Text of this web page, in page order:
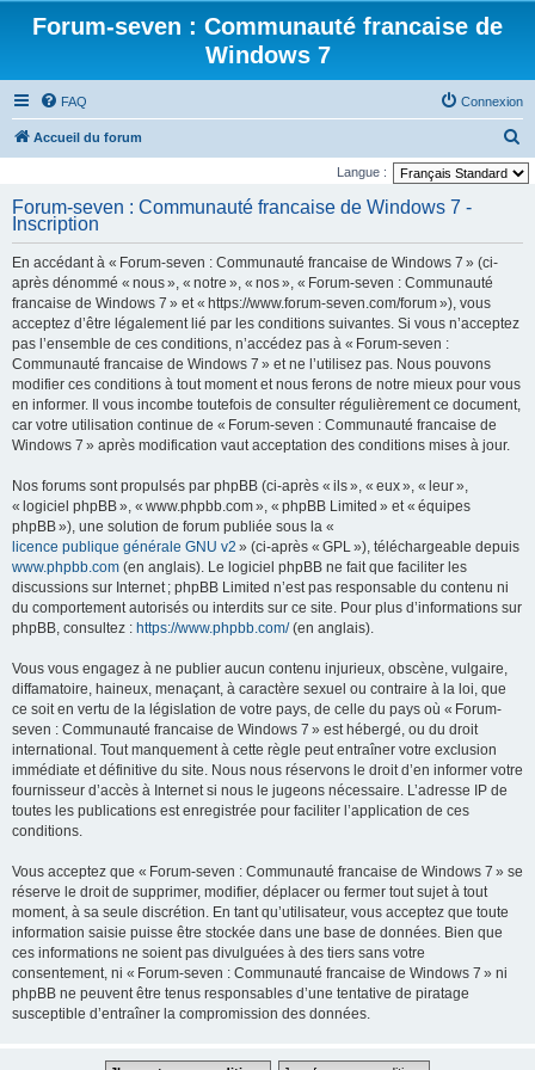
Forum-seven : Communauté francaise de
Windows 7
FAQ Connexion
Accueil du forum
e
Langue :
Forum-seven : Communauté francaise de Windows 7 -
Inscription
En accédant à « Forum-seven : Communauté francaise de Windows 7 » (ci-
après dénommé « nous », « notre », « nos », « Forum-seven : Communauté
francaise de Windows 7 » et « https://www.forum-seven.com/forum »), vous
acceptez d’être légalement lié par les conditions suivantes. Si vous n’acceptez
pas l’ensemble de ces conditions, n’accédez pas à « Forum-seven :
Communauté francaise de Windows 7 » et ne l’utilisez pas. Nous pouvons
modifier ces conditions à tout moment et nous ferons de notre mieux pour vous
en informer. Il vous incombe toutefois de consulter régulièrement ce document,
car votre utilisation continue de « Forum-seven : Communauté francaise de
Windows 7 » après modification vaut acceptation des conditions mises à jour.
Nos forums sont propulsés par phpBB (ci-après « ils », « eux », « leur »,
« logiciel phpBB », « www.phpbb.com », « phpBB Limited » et « équipes
phpBB »), une solution de forum publiée sous la «
licence publique générale GNU v2 » (ci-après « GPL »), téléchargeable depuis
www.phpbb.com (en anglais). Le logiciel phpBB ne fait que faciliter les
discussions sur Internet ; phpBB Limited n’est pas responsable du contenu ni
du comportement autorisés ou interdits sur ce site. Pour plus d’informations sur
phpBB, consultez : https://www.phpbb.com/(en anglais).
Vous vous engagez à ne publier aucun contenu injurieux, obscène, vulgaire,
diffamatoire, haineux, menaçant, à caractère sexuel ou contraire à la loi, que
ce soit en vertu de la législation de votre pays, de celle du pays où « Forum-
seven : Communauté francaise de Windows 7 » est hébergé, ou du droit
international. Tout manquement à cette règle peut entraîner votre exclusion
immédiate et définitive du site. Nous nous réservons le droit d’en informer votre
fournisseur d’accès à Internet si nous le jugeons nécessaire. L’adresse IP de
toutes les publications est enregistrée pour faciliter l’application de ces
conditions.
Vous acceptez que « Forum-seven : Communauté francaise de Windows 7 » se
réserve le droit de supprimer, modifier, déplacer ou fermer tout sujet à tout
moment, à sa seule discrétion. En tant qu’utilisateur, vous acceptez que toute
information saisie puisse être stockée dans une base de données. Bien que
ces informations ne soient pas divulguées à des tiers sans votre
consentement, ni « Forum-seven : Communauté francaise de Windows 7 » ni
phpBB ne peuvent être tenus responsables d’une tentative de piratage
susceptible d’entraîner la compromission des données.